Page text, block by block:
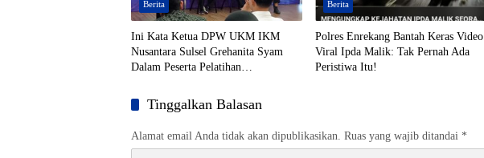
Berita
Ini Kata Ketua DPW UKM IKM
Nusantara Sulsel Grehanita Syam
Dalam Peserta Pelatihan
Berita
Polres Enrekang Bantah Keras Video
Viral Ipda Malik: Tak Pernah Ada
Peristiwa Itu!
Tinggalkan Balasan
Alamat email Anda tidak akan dipublikasikan. Ruas yang wajib ditandai *